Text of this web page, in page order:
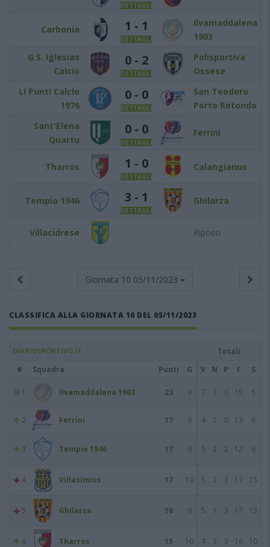
DETTAGLI
Carbonia 1 - 1
DETTAGLI
Ilvamaddalena
1903
G.S. Iglesias
Calcio
0 - 2
DETTAGLI
Polisportiva
Ossese
Li Punti Calcio
1976
0 - 0
DETTAGLI
San Teodoro
Porto Rotondo
Sant'Elena
Quartu
0 - 0
DETTAGLI
Ferrini
Tharros 1 - 0
DETTAGLI
Calangianus
Tempio 1946 3 - 1
DETTAGLI
Ghilarza
Villacidrese Riposo
Giornata 10 05/11/2023
CLASSIFICA ALLA GIORNATA 10 DEL 05/11/2023
DIARIOSPORTIVO.IT
Totali
#
Squadra Punti G V N P F S
1 Ilvamaddalena 1903 23 9 7 2 0 15 5
2 Ferrini 17 9 4 5 0 13 6
3 Tempio 1946 17 9 5 2 2 12 6
4 Villasimius 17 10 5 2 3 17 15
5 Ghilarza 16 9 5 1 3 17 13
6 Tharros 15 10 4 3 3 16 10